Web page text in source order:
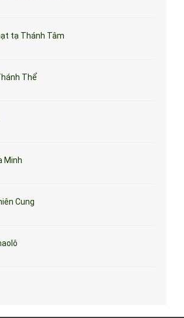
tạ Thánh Tâm
Thể
Minh
Cung